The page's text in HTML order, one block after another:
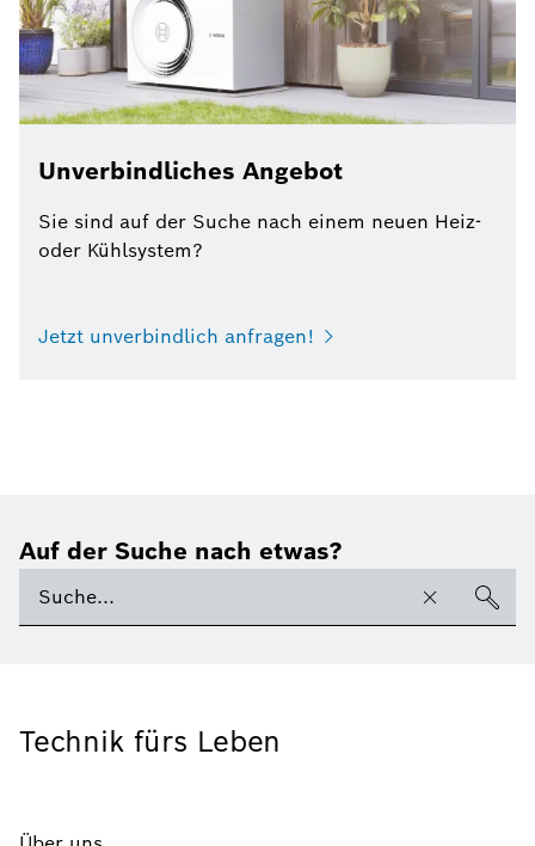
Unverbindliches Angebot
Sie sind auf der Suche nach einem neuen Heiz-
oder Kühlsystem?
Jetzt unverbindlich anfragen!
Auf der Suche nach etwas?
Technik fürs Leben